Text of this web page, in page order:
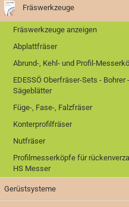
Fräswerkzeuge
Fräswerkzeuge anzeigen
Abplattfräser
Abrund-, Kehl- und Profil-
EDESSÖ Oberfräser-Sets - Bohrer -
Sägeblätter
Füge-, Fase-, Falzfräser
Konterprofilfräser
Nutfräser
Profilmesserköpfe für
HS Messer
Gerüstsysteme